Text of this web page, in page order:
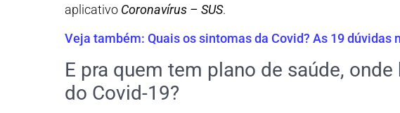
aplicativo Coronavírus – SUS.
Veja também: Quais os sintomas da Covid? As 19 dúvidas
E pra quem tem plano de saúde,
do Covid-19?